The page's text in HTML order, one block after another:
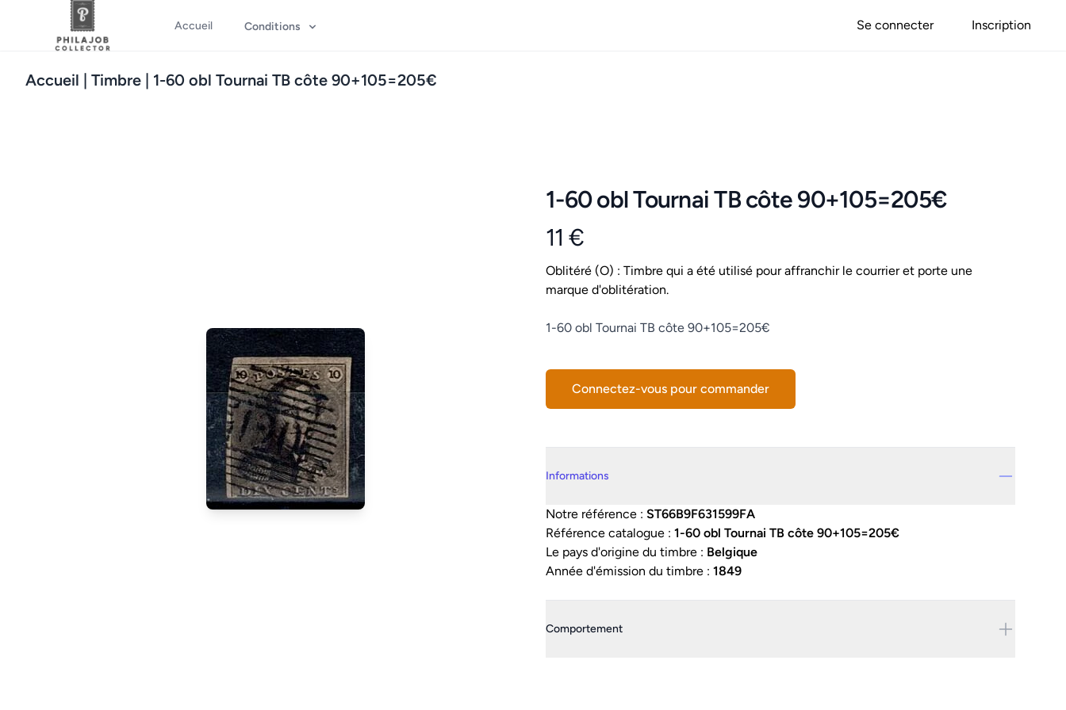
Accueil Conditions Se connecter Inscription
Accueil | Timbre | 1-60 obl Tournai TB côte 90+105=205€
1-60 obl Tournai TB côte 90+105=205€
Product information
11 €
Conditions
Oblitéré (O) : Timbre qui a été utilisé pour affranchir le courrier et porte une
marque d'oblitération.
Description
1-60 obl Tournai TB côte 90+105=205€
Connectez-vous pour commander
Informations
Notre référence : ST66B9F631599FA
Référence catalogue : 1-60 obl Tournai TB côte 90+105=205€
Le pays d'origine du timbre : Belgique
Année d'émission du timbre : 1849
Comportement